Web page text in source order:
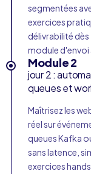
segmentées
exercices
délivrabilité dès
module d'envoi
Module 2
jour 2 :
queues et
Maîtrisez les
réel sur
queues Kafka
sans latence,
exercices